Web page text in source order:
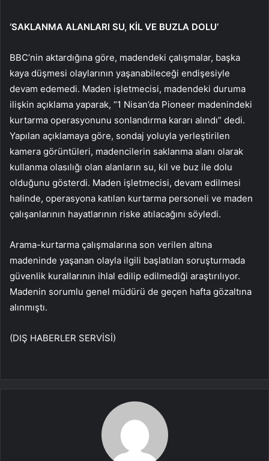
‘SAKLANMA ALANLARI SU, KİL VE BUZLA DOLU’
BBC’nin aktardığına göre, madendeki çalışmalar, başka
kaya düşmesi olaylarının yaşanabileceği endişesiyle
devam edemedi. Maden işletmecisi, madendeki duruma
ilişkin açıklama yaparak, “1 Nisan’da Pioneer madenindeki
kurtarma operasyonunu sonlandırma kararı alındı” dedi.
Yapılan açıklamaya göre, sondaj yoluyla yerleştirilen
kamera görüntüleri, madencilerin saklanma alanı olarak
kullanma olasılığı olan alanların su, kil ve buz ile dolu
olduğunu gösterdi. Maden işletmecisi, devam edilmesi
halinde, operasyona katılan kurtarma personeli ve maden
çalışanlarının hayatlarının riske atılacağını söyledi.
Arama-kurtarma çalışmalarına son verilen altına
madeninde yaşanan olayla ilgili başlatılan soruşturmada
güvenlik kurallarının ihlal edilip edilmediği araştırılıyor.
Madenin sorumlu genel müdürü de geçen hafta gözaltına
alınmıştı.
(DIŞ HABERLER SERVİSİ)